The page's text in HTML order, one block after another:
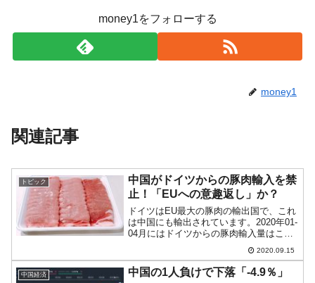
money1をフォローする
money1
関連記事
トピック
中国がドイツからの豚肉輸入を禁
止！「EUへの意趣返し」か？
ドイツはEU最大の豚肉の輸出国で、これ
は中国にも輸出されています。2020年01-
04月にはドイツからの豚肉輸入量はこれ
までの2倍4億2,400万ユーロに成長しまし
た。しかし、2020年09月12日、中国税関
はドイツからの豚肉の通関をシャッ...
2020.09.15
中国経済 中国の1人負けで下落「-4.9％」